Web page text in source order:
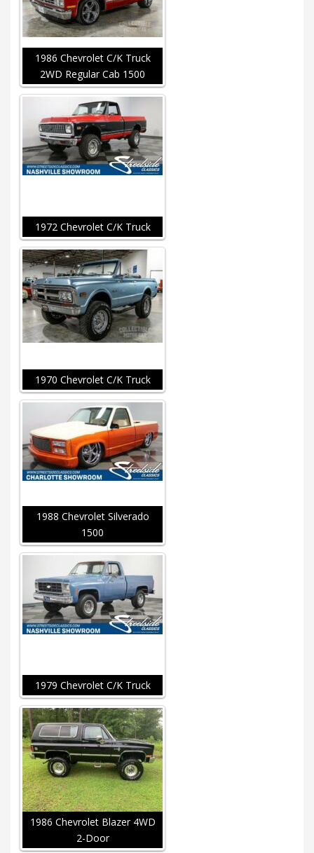
1986 Chevrolet C/K Truck
2WD Regular Cab 1500
1972 Chevrolet C/K Truck
1970 Chevrolet C/K Truck
1988 Chevrolet Silverado
1500
1979 Chevrolet C/K Truck
1986 Chevrolet Blazer 4WD
2-Door